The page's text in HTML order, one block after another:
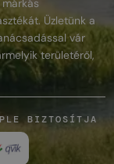
Üzletünk a
vár
területéről,
BIZTOSÍTJA